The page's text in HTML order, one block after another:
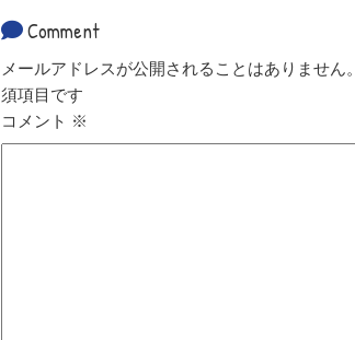
Comment
メールアドレスが公開されることはありません。
須項目です
コメント ※